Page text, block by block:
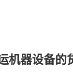
机器设备的